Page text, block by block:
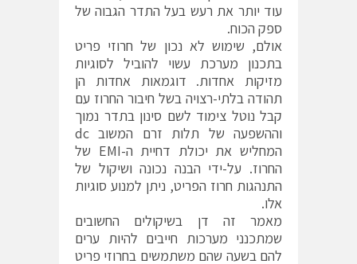
עוד יותר את רעש בעל התדר הגבוה של
ספק הכוח.
אולם, שימוש לא נכון של חרוזי פריט
בתכנון מערכת עשוי להוביל לסוגיות
מזיקות אחדות. דוגמאות אחדות הן
תהודה בלתי-רצויה בשל חיבור החרוז עם
קבל נוטל צימוד לשם סינון בתדר נמוך
וההשפעה של תלות זרם המשוב dc
המחליש את יכולת דחיית ה-EMI של
החרוז. על-ידי הבנה נכונה ושיקול של
התנהגות חרוז הפריט, ניתן למנוע סוגיות
אלו.
מאמר זה דן בשיקולים החשובים
שמתכנני מערכות חייבים להיות ערים
להם בשעה שהם משתמשים בחרוזי פריט